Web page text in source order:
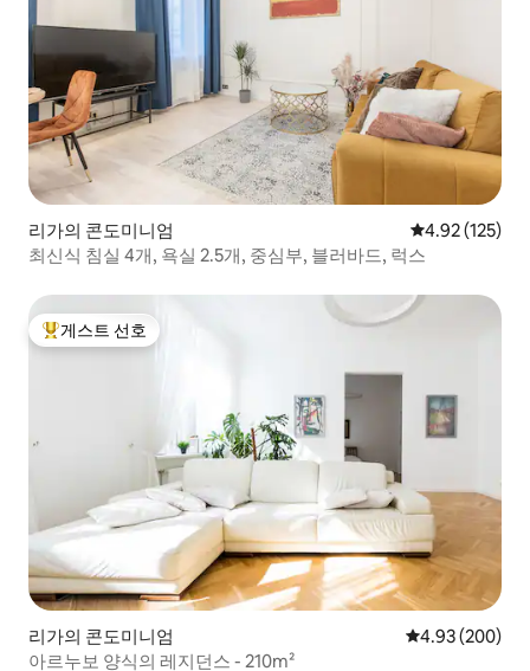
리가의 콘도미니엄 평점 4.92점(5
4.92 (125)
최신식 침실 4개, 욕실 2.5개, 중심부, 블러바드, 럭스
상위 게스트 선호
게스트 선호
리가의 콘도미니엄 평점 4.93점(5
4.93 (200)
아르누보 양식의 레지던스 - 210m²